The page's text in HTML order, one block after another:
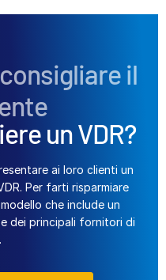
il
un VDR?
ai loro clienti un
Per farti risparmiare
che include un
dei principali fornitori di